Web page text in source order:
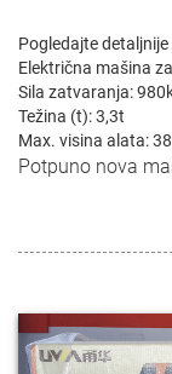
Pogledajte
Električna mašina
Sila zatvaranja:
Težina (t): 3,3t
Max. visina alata:
Potpuno nova